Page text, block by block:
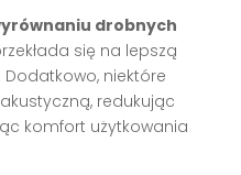
drobnych
się na lepszą
niektóre
redukując
komfort użytkowania